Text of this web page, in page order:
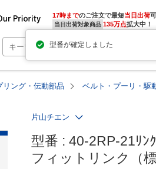
17時までのご注文で最短当日出荷
当日出荷対象商品 135万点拡大中！
リング・伝動部品 ベルト・プーリ・駆
片山チエン
型番 : 40-2RP-21ﾘﾝ
フィットリンク（